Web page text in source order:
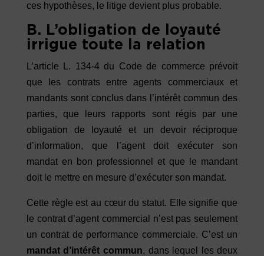
ces hypothèses, le litige devient plus probable.
B. L’obligation de loyauté
irrigue toute la relation
L’article L. 134-4 du Code de commerce prévoit
que les contrats entre agents commerciaux et
mandants sont conclus dans l’intérêt commun des
parties, que leurs rapports sont régis par une
obligation de loyauté et un devoir réciproque
d’information, que l’agent doit exécuter son
mandat en bon professionnel et que le mandant
doit le mettre en mesure d’exécuter son mandat.
Cette règle est au cœur du statut. Elle signifie que
le contrat d’agent commercial n’est pas seulement
un contrat de performance commerciale. C’est un
mandat d’intérêt commun, dans lequel les deux